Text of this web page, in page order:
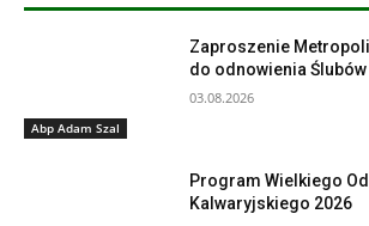
Abp Adam Szal
Zaproszenie
do odnowienia
03.08.2026
Program Wielkiego
Kalwaryjskiego 2026